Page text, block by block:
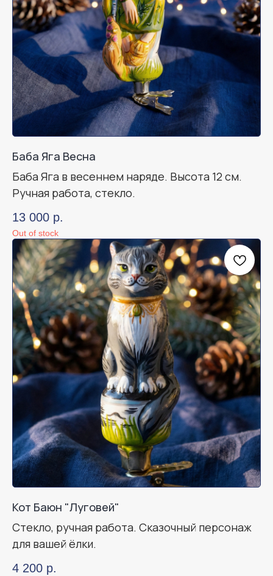
Баба Яга Весна
Баба Яга в весеннем наряде. Высота 12 см.
Ручная работа, стекло.
13 000 р.
Out of stock
Кот Баюн "Луговей"
Стекло, ручная работа. Сказочный персонаж
для вашей ёлки.
4 200 р.